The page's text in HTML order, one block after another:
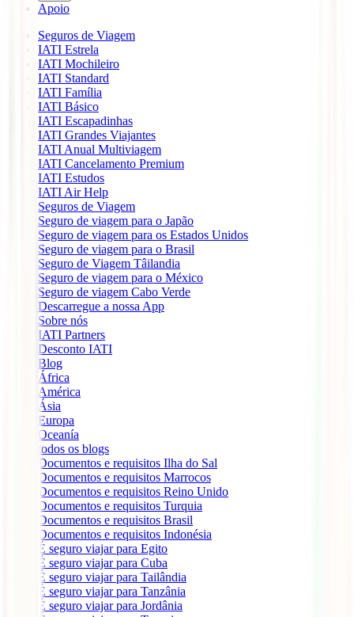
Apoio
Seguros de Viagem
IATI Estrela
IATI Mochileiro
IATI Standard
IATI Família
IATI Básico
IATI Escapadinhas
IATI Grandes Viajantes
IATI Anual Multiviagem
IATI Cancelamento Premium
IATI Estudos
IATI Air Help
Seguros de Viagem
Seguro de viagem para o Japão
Seguro de viagem para os Estados Unidos
Seguro de viagem para o Brasil
Seguro de Viagem Tâilandia
Seguro de viagem para o México
Seguro de viagem Cabo Verde
Descarregue a nossa App
Sobre nós
IATI Partners
Desconto IATI
Blog
África
América
Ásia
Europa
Oceanía
todos os blogs
Documentos e requisitos Ilha do Sal
Documentos e requisitos Marrocos
Documentos e requisitos Reino Unido
Documentos e requisitos Turquia
Documentos e requisitos Brasil
Documentos e requisitos Indonésia
É seguro viajar para Egito
É seguro viajar para Cuba
É seguro viajar para Tailândia
É seguro viajar para Tanzânia
É seguro viajar para Jordânia